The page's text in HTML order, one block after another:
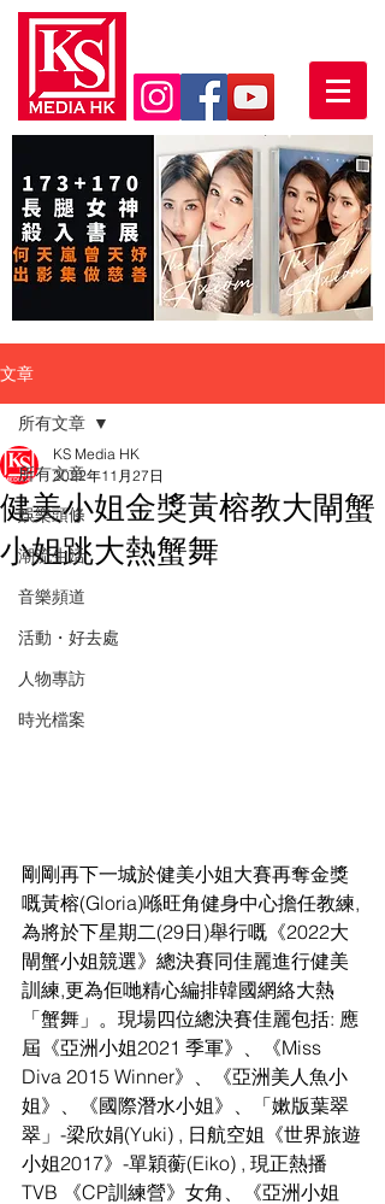
文章
所有文章
娛樂頭條
潮流生活
音樂頻道
活動・好去處
人物專訪
時光檔案
所有文章
健美小姐金獎黃榕教大閘蟹
小姐跳大熱蟹舞
KS Media HK
2022年11月27日
剛剛再下一城於健美小姐大賽再奪金獎
嘅黃榕(Gloria)喺旺角健身中心擔任教練,
為將於下星期二(29日)舉行嘅《2022大
閘蟹小姐競選》總決賽同佳麗進行健美
訓練,更為佢哋精心編排韓國網絡大熱
「蟹舞」。現場四位總決賽佳麗包括: 應
屆《亞洲小姐2021 季軍》、《Miss
Diva 2015 Winner》、《亞洲美人魚小
姐》、《國際潛水小姐》、「嫰版葉翠
翠」-梁欣娟(Yuki) , 日航空姐《世界旅遊
小姐2017》-單穎蘅(Eiko) , 現正熱播
TVB 《CP訓練營》女角、《亞洲小姐